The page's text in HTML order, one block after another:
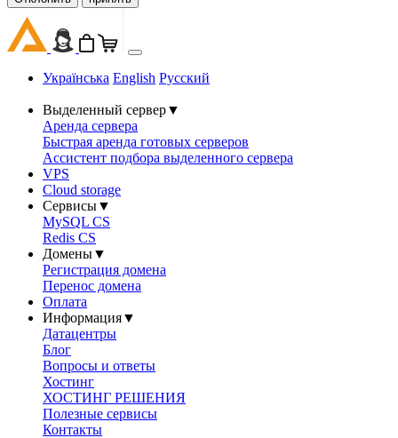
Українська English Русский
Выделенный сервер▼
Аренда сервера
Быстрая аренда готовых серверов
Ассистент подбора выделенного сервера
VPS
Cloud storage
Сервисы▼
MySQL CS
Redis CS
Домены▼
Регистрация домена
Перенос домена
Оплата
Информация▼
Датацентры
Блог
Вопросы и ответы
Хостинг
ХОСТИНГ РЕШЕНИЯ
Полезные сервисы
Контакты